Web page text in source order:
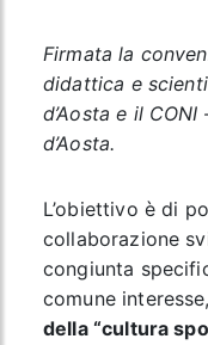
Firmata la
didattica e
d’Aosta e il
d’Aosta.
L’obiettivo è di
collaborazione
congiunta
comune
della “cultura